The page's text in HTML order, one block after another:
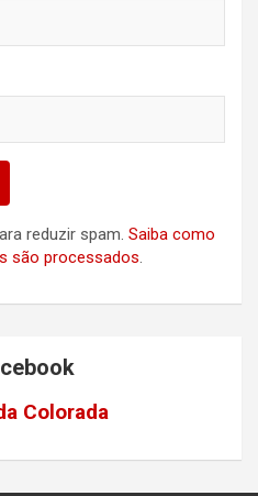
reduzir spam. Saiba como
são processados.
Colorada